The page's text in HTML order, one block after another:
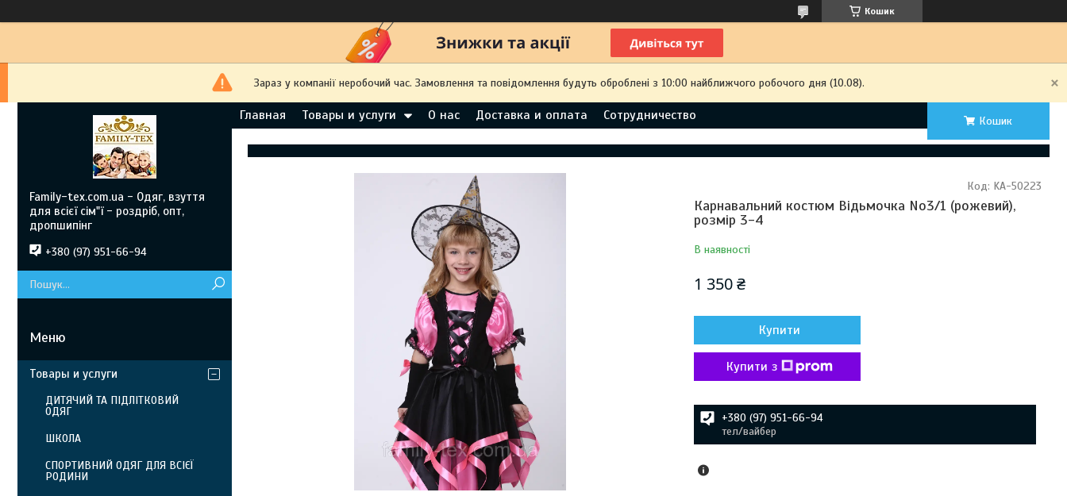
Кошик
Зараз у компанії неробочий час. Замовлення та повідомлення будуть оброблені з 10:00 найближчого робочого дня (10.08).
Главная Товары и услуги О нас Доставка и оплата Сотрудничество Кошик
Карнавальний костюм Відьмочка No3/1 (рожевий),
розмір 3-4
В наявності
Код: KA-50223
1 350 ₴
Купити
Купити з
+380 (97) 951-66-94
тел/вайбер
Family-tex.com.ua - Одяг, взуття
для всієї сім"ї - роздріб, опт,
дропшипінг
+380 (97) 951-66-94
Товары и услуги
ДИТЯЧИЙ ТА ПІДЛІТКОВИЙ
ОДЯГ
ШКОЛА
СПОРТИВНИЙ ОДЯГ ДЛЯ ВСІЄЇ
РОДИНИ